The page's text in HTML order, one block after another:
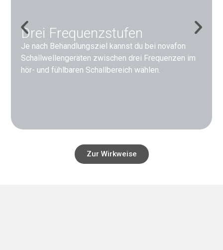
Drei Frequenzstufen
Je nach Behandlungsziel kannst du bei novafon
Schallwellengeräten zwischen drei Frequenzen im
hör- und fühlbaren Schallbereich wählen.
Zur Wirkweise